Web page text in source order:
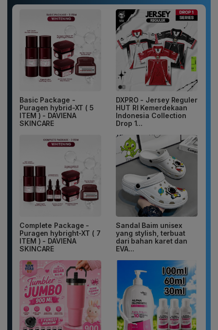
Basic Package -
Puragen hybrid-XT ( 5
ITEM ) - DAVIENA
SKINCARE
DXPRO - Jersey Reguler
HUT RI Kemerdekaan
Indonesia Collection
Drop 1...
Complete Package -
Puragen hybright-XT ( 7
ITEM ) - DAVIENA
SKINCARE
Sandal Baim unisex
yang stylish, terbuat
dari bahan karet dan
EVA...